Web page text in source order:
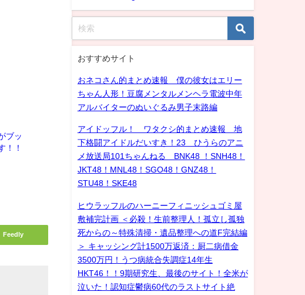
ブッ
！！
Feedly
おすすめサイト
おネコさん的まとめ速報 僕の彼女はエリー
ちゃん人形！豆腐メンタルメンヘラ電波中年
アルバイターのぬいぐるみ男子末路編
アイドッフル！ ワタクシ的まとめ速報 地
下格闘アイドルだいすき！23 ひうらのアニ
メ放送局101ちゃんねる BNK48 ！SNH48！
JKT48！MNL48！SGO48！GNZ48！
STU48！SKE48
ヒウラッフルのハーニーフィニッシュゴミ屋
敷補完計画 ＜必殺！生前整理人！孤立し孤独
死からの～特殊清掃・遺品整理への道F完結編
＞ キャッシング計1500万返済：厨二病借金
3500万円！うつ病統合失調症14年生
HKT46！！9期研究生、最後のサイト！全米が
泣いた！認知症鬱病60代のラストサイト絶